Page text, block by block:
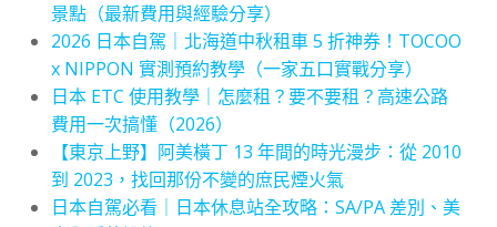
景點（最新費用與經驗分享）
2026 日本自駕｜北海道中秋租車 5 折神券！TOCOO
x NIPPON 實測預約教學（一家五口實戰分享）
日本 ETC 使用教學｜怎麼租？要不要租？高速公路
費用一次搞懂（2026）
【東京上野】阿美橫丁 13 年間的時光漫步：從 2010
到 2023，找回那份不變的庶民煙火氣
日本自駕必看｜日本休息站全攻略：SA/PA 差別、美